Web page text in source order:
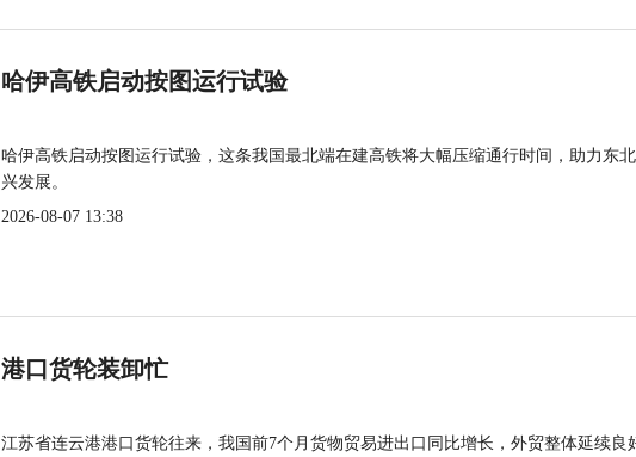
哈伊高铁启动按图运行试验
哈伊高铁启动按图运行试验，这条我国最北端在建高铁将大幅压缩通行时间，助力东
兴发展。
2026-08-07 13:38
港口货轮装卸忙
江苏省连云港港口货轮往来，我国前7个月货物贸易进出口同比增长，外贸整体延续良